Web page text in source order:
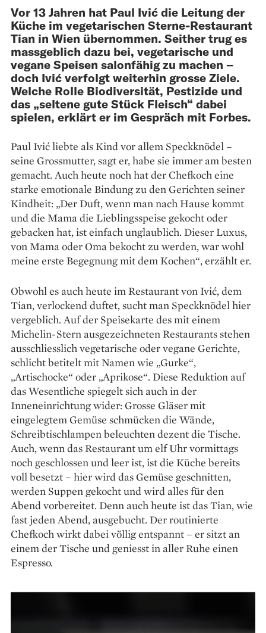
Vor 13 Jahren hat Paul Ivić die Leitung der
Küche im vegetarischen Sterne-Restaurant
Tian in Wien übernommen. Seither trug es
massgeblich dazu bei, vegetarische und
vegane Speisen salonfähig zu machen –
doch Ivić verfolgt weiterhin grosse Ziele.
Welche Rolle Biodiversität, Pestizide und
das „seltene gute Stück Fleisch“ dabei
spielen, erklärt er im Gespräch mit Forbes.
Paul Ivić liebte als Kind vor allem Speckknödel –
seine Grossmutter, sagt er, habe sie immer am besten
gemacht. Auch heute noch hat der Chefkoch eine
starke emotionale Bindung zu den Gerichten seiner
Kindheit: „Der Duft, wenn man nach Hause kommt
und die Mama die Lieblingsspeise gekocht oder
gebacken hat, ist einfach unglaublich. Dieser Luxus,
von Mama oder Oma bekocht zu werden, war wohl
meine erste Begegnung mit dem Kochen“, erzählt er.
Obwohl es auch heute im Restaurant von Ivić, dem
Tian, verlockend duftet, sucht man Speckknödel hier
vergeblich. Auf der Speisekarte des mit einem
Michelin-Stern ausgezeichneten Restaurants stehen
ausschliesslich vege­tarische oder vegane Gerichte,
schlicht betitelt mit Namen wie „Gurke“,
„Artischocke“ oder ­„Aprikose“. Diese Reduktion auf
das Wesentliche spiegelt sich auch in der
Inneneinrichtung wider: Grosse Gläser mit
eingelegtem Gemüse schmücken die Wände,
Schreibtischlampen beleuchten dezent die Tische.
Auch, wenn das Restaurant um elf Uhr vormittags
noch geschlossen und leer ist, ist die Küche bereits
voll besetzt – hier wird das Gemüse geschnitten,
werden Suppen gekocht und wird alles für den
Abend vorbereitet. Denn auch heute ist das Tian, wie
fast jeden Abend, aus­gebucht. Der routinierte
Chefkoch wirkt dabei völlig entspannt – er sitzt an
einem der Tische und geniesst in aller Ruhe einen
Espresso.